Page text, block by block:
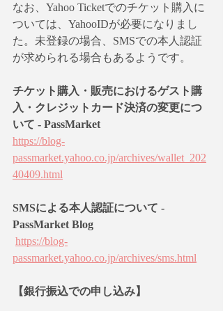
なお、Yahoo Ticketでのチケット購入に
ついては、YahooIDが必要になりまし
た。未登録の場合、SMSでの本人認証
が求められる場合もあるようです。
チケット購入・販売におけるゲスト購
入・クレジットカード決済の変更につ
いて - PassMarket
https://blog-
passmarket.yahoo.co.jp/archives/wallet_202
40409.html
SMSによる本人認証について -
PassMarket Blog
https://blog-
passmarket.yahoo.co.jp/archives/sms.html
【銀行振込での申し込み】